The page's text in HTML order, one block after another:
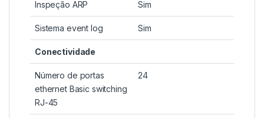
Inspeção ARP Sim
Sistema event log Sim
Conectividade
Número de portas
ethernet Basic switching
RJ-45
24